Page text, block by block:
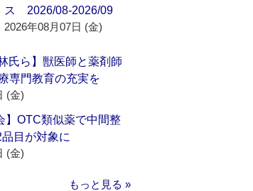
ス 2026/08-2026/09
2026年08月07日 (金)
氏ら】獣医師と薬剤師
専門教育の充実を
(金)
】OTC類似薬で中間整
目が対象に
(金)
もっと見る »